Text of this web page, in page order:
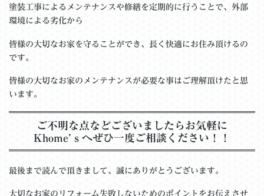
塗装工事によるメンテナンスや修繕を定期的に行うことで、外部
環境による劣化から
皆様の大切なお家を守ることができ、長く快適にお住み頂けるの
です。
皆様の大切なお家のメンテナンスが必要な事はご理解頂けたと思
います。
ご不明な点などございましたらお気軽に
Khome’ｓへぜひ一度ご相談ください！！
最後まで読んで頂きまして、誠にありがとうございます。
大切なお家のリフォーム失敗しないためのポイントをお伝えさせ